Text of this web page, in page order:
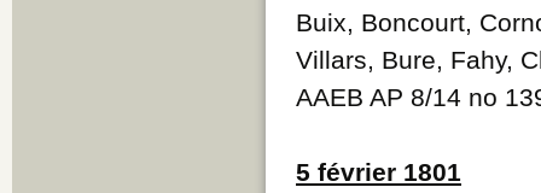
Buix, Boncourt,
Villars, Bure, Fahy,
AAEB AP 8/14 no
5 février 1801